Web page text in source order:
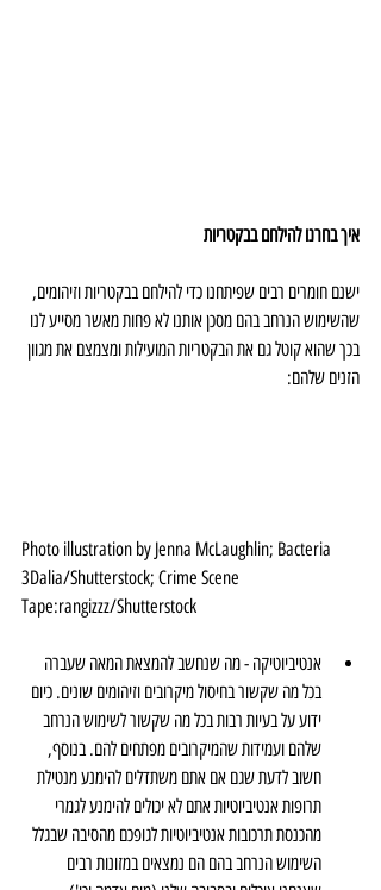
איך בחרנו להילחם בבקטריות
ישנם חומרים רבים שפיתחנו כדי להילחם בבקטריות וזיהומים,
שהשימוש הנרחב בהם מסכן אותנו לא פחות מאשר מסייע לנו
בכך שהוא קוטל גם את הבקטריות המועילות ומצמצם את מגוון
הזנים שלהם:
Photo illustration by Jenna McLaughlin; Bacteria
3Dalia/Shutterstock; Crime Scene
Tape:rangizzz/Shutterstock
אנטיביוטיקה - מה שנחשב להמצאת המאה שעברה
בכל מה שקשור בחיסול מיקרובים וזיהומים שונים. כיום
ידוע על בעיות רבות בכל מה שקשור לשימוש הנרחב
שלהם ועמידות שהמיקרובים מפתחים להם. בנוסף,
חשוב לדעת שגם אם אתם משתדלים להימנע מנטילת
תרופות אנטיביוטיות אתם לא יכולים להימנע לגמרי
מהכנסת תרכובות אנטיביוטיות לגופכם מהסיבה שבגלל
השימוש הנרחב בהם הם נמצאים במזונות רבים